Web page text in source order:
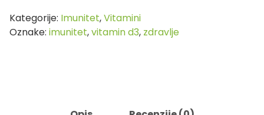
Kategorije: Imunitet,Vitamini
Oznake: imunitet,vitamin d3, zdravlje